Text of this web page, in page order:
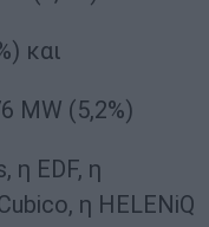
και
MW (5,2%)
η EDF, η
η HELENiQ